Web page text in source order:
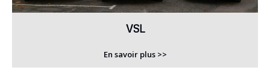
VSL
En savoir plus >>